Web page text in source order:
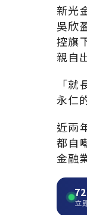
新光
吳欣
控旗
親自
「
永仁
近兩
都自
金融
立